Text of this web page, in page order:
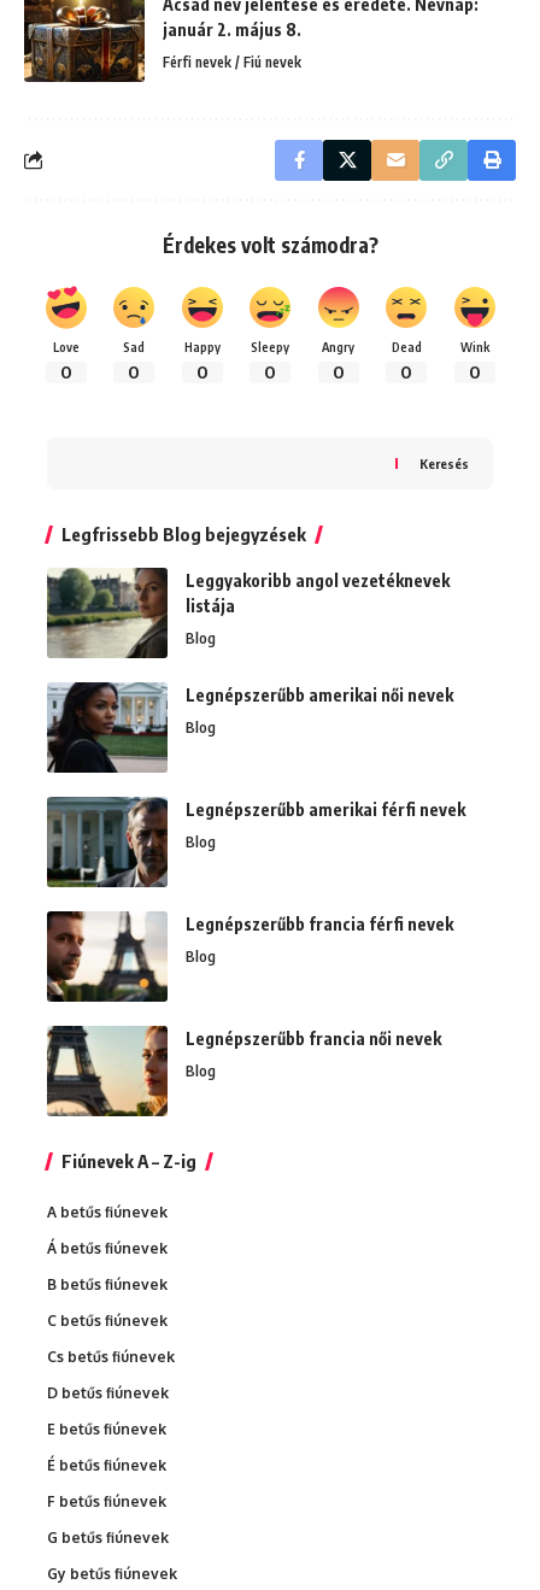
január 2. május 8.
Férfi nevek / Fiú nevek
Érdekes volt számodra?
Love
0
Sad
0
Happy
0
Sleepy
0
Angry
0
Dead
0
Wink
0
Keresés
Legfrissebb Blog bejegyzések
Leggyakoribb angol vezetéknevek
listája
Blog
Legnépszerűbb amerikai női nevek
Blog
Legnépszerűbb amerikai férfi nevek
Blog
Legnépszerűbb francia férfi nevek
Blog
Legnépszerűbb francia női nevek
Blog
Fiúnevek A – Z-ig
A betűs fiúnevek
Á betűs fiúnevek
B betűs fiúnevek
C betűs fiúnevek
Cs betűs fiúnevek
D betűs fiúnevek
E betűs fiúnevek
É betűs fiúnevek
F betűs fiúnevek
G betűs fiúnevek
Gy betűs fiúnevek